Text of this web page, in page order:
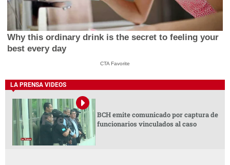
Why this ordinary drink is the secret to feeling your
best every day
CTA Favorite
LA PRENSA VIDEOS
BCH emite comunicado por captura de
funcionarios vinculados al caso